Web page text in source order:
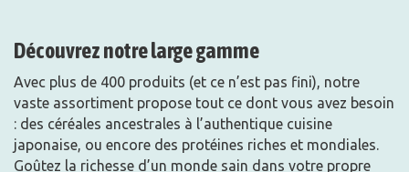
Découvrez notre large gamme
Avec plus de 400 produits (et ce n’est pas fini), notre
vaste assortiment propose tout ce dont vous avez besoin
: des céréales ancestrales à l’authentique cuisine
japonaise, ou encore des protéines riches et mondiales.
Goûtez la richesse d’un monde sain dans votre propre